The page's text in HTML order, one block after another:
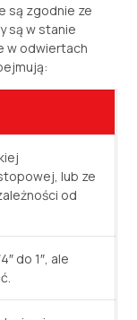
są zgodnie ze
są w stanie
w odwiertach
lub ze
od
do 1″, ale